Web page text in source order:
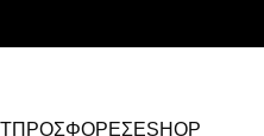
ΠΡΟΣΦΟΡΕΣESHOP